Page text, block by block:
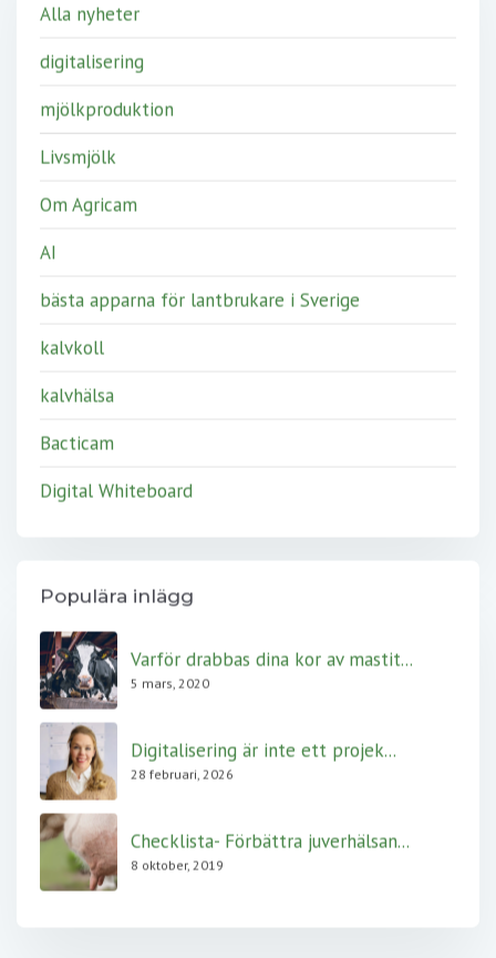
Alla nyheter
digitalisering
mjölkproduktion
Livsmjölk
Om Agricam
AI
bästa apparna för lantbrukare i Sverige
kalvkoll
kalvhälsa
Bacticam
Digital Whiteboard
Populära inlägg
Varför drabbas dina kor av mastit...
5 mars, 2020
Digitalisering är inte ett projek...
28 februari, 2026
Checklista- Förbättra juverhälsan...
8 oktober, 2019